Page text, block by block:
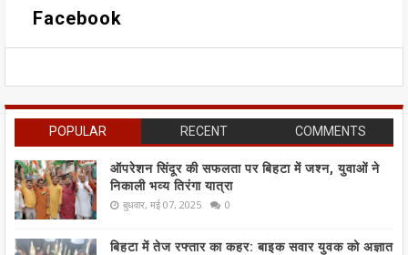
Facebook
POPULAR RECENT COMMENTS
ऑपरेशन सिंदूर की सफलता पर बिहटा में जश्न, युवाओं ने
निकाली भव्य तिरंगा यात्रा
बुधवार, मई 07, 2025 0
बिहटा में तेज रफ्तार का कहर: बाइक सवार युवक को अज्ञात